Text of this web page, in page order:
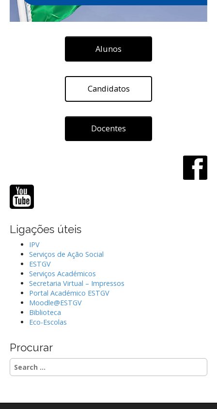
Alunos
Candidatos
Docentes
Ligações úteis
IPV
Serviços de Ação Social
ESTGV
Serviços Académicos
Secretaria Virtual – Impressos
Portal Académico ESTGV
Moodle@ESTGV
Biblioteca
Eco-Escolas
Procurar
S
c